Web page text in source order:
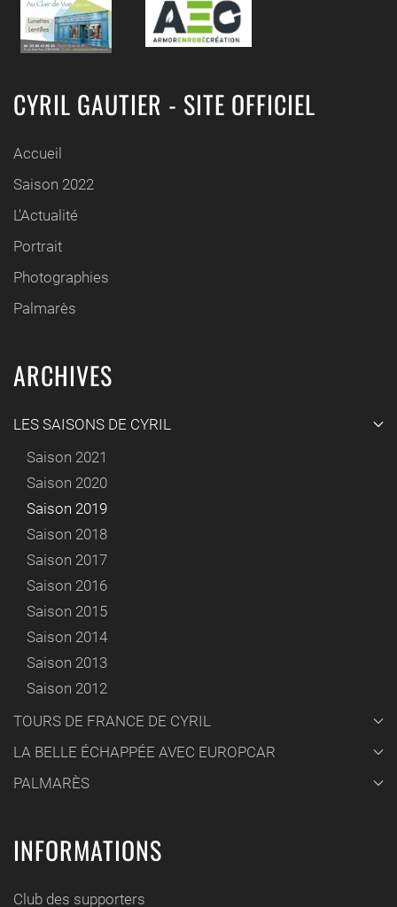
CYRIL GAUTIER - SITE OFFICIEL
Accueil
Saison 2022
L'Actualité
Portrait
Photographies
Palmarès
ARCHIVES
LES SAISONS DE CYRIL
Saison 2021
Saison 2020
Saison 2019
Saison 2018
Saison 2017
Saison 2016
Saison 2015
Saison 2014
Saison 2013
Saison 2012
TOURS DE FRANCE DE CYRIL
LA BELLE ÉCHAPPÉE AVEC EUROPCAR
PALMARÈS
INFORMATIONS
Club des supporters